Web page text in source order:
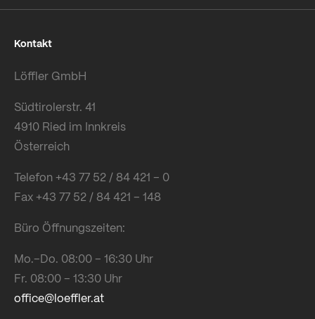
Kontakt
Löffler GmbH
Südtirolerstr. 41
4910 Ried im Innkreis
Österreich
Telefon +43 77 52 / 84 421 – 0
Fax +43 77 52 / 84 421 – 148
Büro Öffnungszeiten:
Mo.–Do. 08:00 – 16:30 Uhr
Fr. 08:00 – 13:30 Uhr
office@loeffler.at